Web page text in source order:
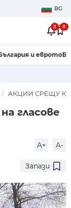
BG
2 0
и еврото
АКЦИИ СРЕЩУ
гласове
A+ A-
Запази